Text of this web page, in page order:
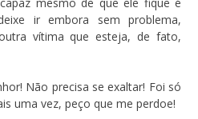
mesmo de que ele fique é
ir embora sem problema,
vítima que esteja, de fato,
Não precisa se exaltar! Foi só
uma vez, peço que me perdoe!